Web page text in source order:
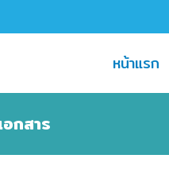
หน้าแรก
อกสาร